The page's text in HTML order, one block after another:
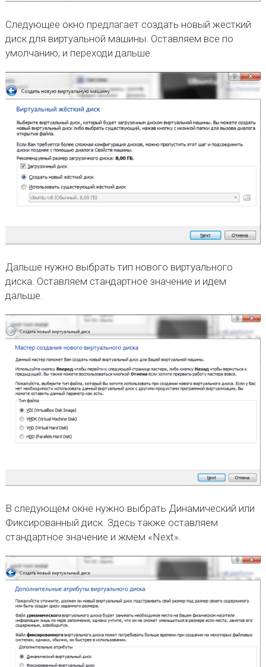
Следующее окно предлагает создать новый жесткий
диск для виртуальной машины. Оставляем все по
умолчанию, и переходи дальше.
Дальше нужно выбрать тип нового виртуального
диска. Оставляем стандартное значение и идем
дальше.
В следующем окне нужно выбрать Динамический или
Фиксированный диск. Здесь также оставляем
стандартное значение и жмем «Next».